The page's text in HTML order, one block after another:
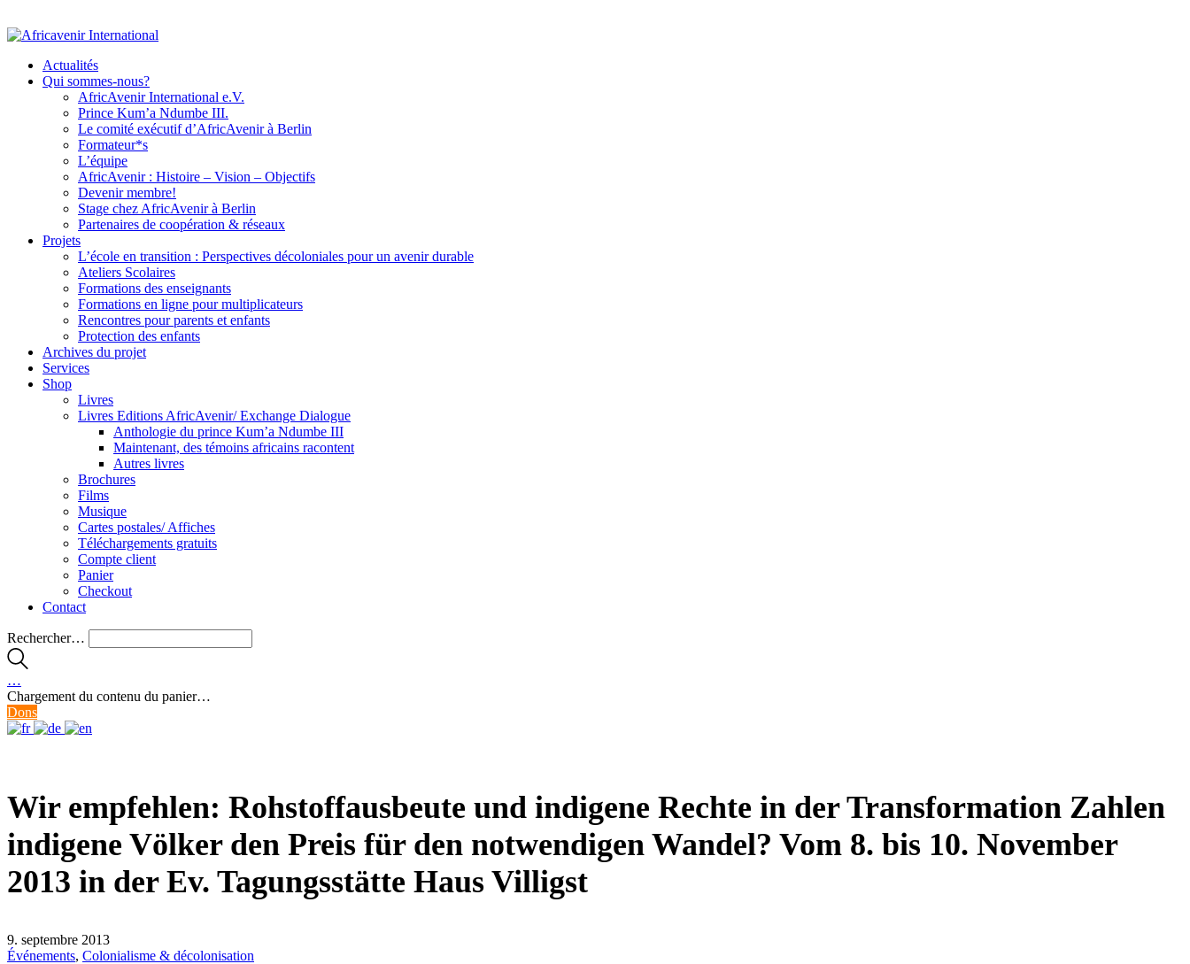
Actualités
Qui sommes-nous?
AfricAvenir International e.V.
Prince Kum’a Ndumbe III.
Le comité exécutif d’AfricAvenir à Berlin
Formateur*s
L’équipe
AfricAvenir : Histoire – Vision – Objectifs
Devenir membre!
Stage chez AfricAvenir à Berlin
Partenaires de coopération & réseaux
Projets
L’école en transition : Perspectives décoloniales pour un avenir durable
Ateliers Scolaires
Formations des enseignants
Formations en ligne pour multiplicateurs
Rencontres pour parents et enfants
Protection des enfants
Archives du projet
Services
Shop
Livres
Livres Editions AfricAvenir/ Exchange Dialogue
Anthologie du prince Kum’a Ndumbe III
Maintenant, des témoins africains racontent
Autres livres
Brochures
Films
Musique
Cartes postales/ Affiches
Téléchargements gratuits
Compte client
Panier
Checkout
Contact
Rechercher…
…
Chargement du contenu du panier…
Dons
Wir empfehlen: Rohstoffausbeute und indigene Rechte in der Transformation Zahlen
indigene Völker den Preis für den notwendigen Wandel? Vom 8. bis 10. November
2013 in der Ev. Tagungsstätte Haus Villigst
9. septembre 2013
Événements, Colonialisme & décolonisation